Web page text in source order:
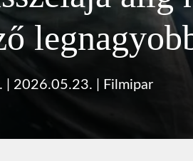
2026.05.23. Filmipar